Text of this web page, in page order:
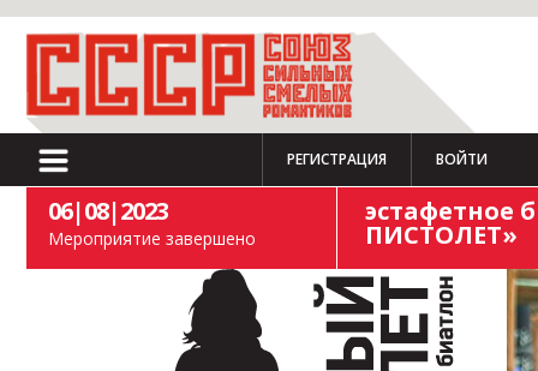
РЕГИСТРАЦИЯ ВОЙТИ
06|08|2023
Мероприятие завершено
эстафетное
ПИСТОЛЕТ»